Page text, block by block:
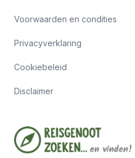
Voorwaarden en condities
Privacyverklaring
Cookiebeleid
Disclaimer